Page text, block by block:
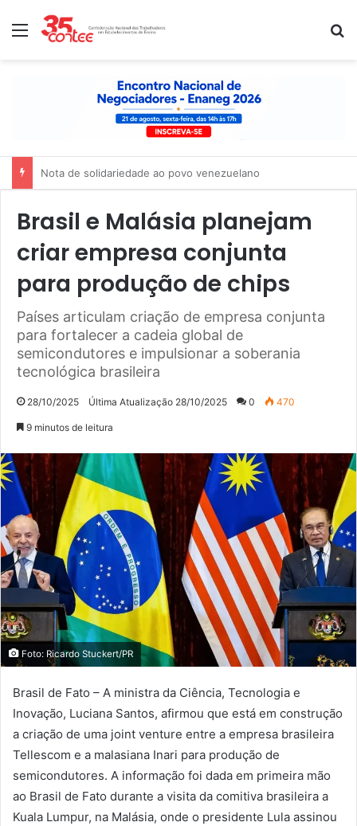
Menu
Nota de solidariedade ao povo venezuelano
Brasil e Malásia planejam
criar empresa conjunta
para produção de chips
Países articulam criação de empresa conjunta
para fortalecer a cadeia global de
semicondutores e impulsionar a soberania
tecnológica brasileira
28/10/2025 Última Atualização 28/10/2025 0 470
9 minutos de leitura
Foto: Ricardo Stuckert/PR
Brasil de Fato – A ministra da Ciência, Tecnologia e
Inovação, Luciana Santos, afirmou que está em construção
a criação de uma joint venture entre a empresa brasileira
Tellescom e a malasiana Inari para produção de
semicondutores. A informação foi dada em primeira mão
ao Brasil de Fato durante a visita da comitiva brasileira a
Kuala Lumpur, na Malásia, onde o presidente Lula assinou